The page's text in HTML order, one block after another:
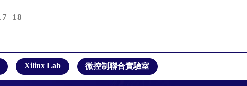
Xilinx Lab 微控制聯合實驗室